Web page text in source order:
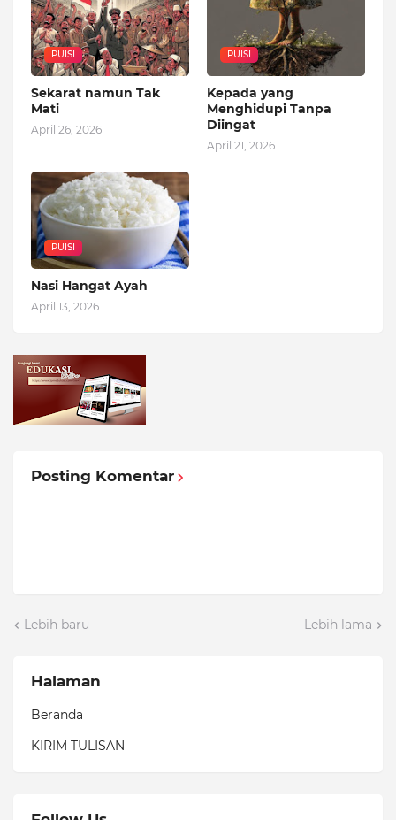
PUISI
Sekarat namun Tak
Mati
April 26, 2026
PUISI
Kepada yang
Menghidupi Tanpa
Diingat
April 21, 2026
PUISI
Nasi Hangat Ayah
April 13, 2026
Posting Komentar
Lebih baru Lebih lama
Halaman
Beranda
KIRIM TULISAN